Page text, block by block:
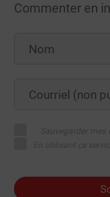
Commenter en